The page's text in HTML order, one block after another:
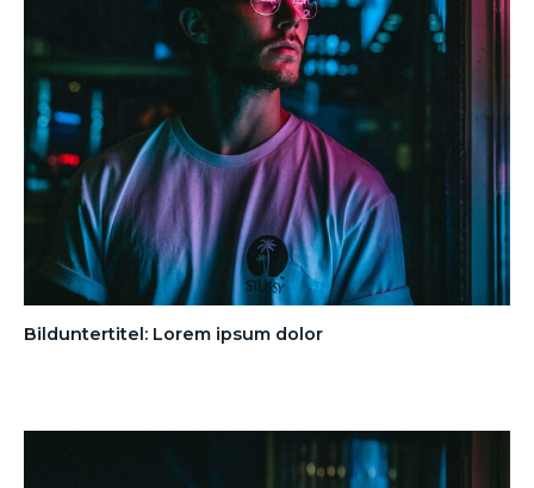
Bilduntertitel: Lorem ipsum dolor